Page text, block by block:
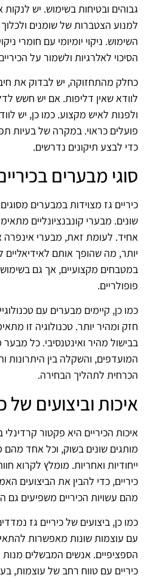
גבוהים ובטיחות בשימוש. יש לנקות
למנוע הצטברות של שומנים
השימוש. ניקוי יומיומי עם חומרי
הסיכוי לאלרגיות ולשמור על
כחלק מהתחזוקה, יש לבדוק את
לוודא שאין דליפות. אם יש חשש
ולפנות לאיש מקצוע. כמו כן, יש
פועלים כראוי. במקרה של בעיות
כדי לבצע תיקונים נדרשים.
סוגי מבערים
כיריים גז מצוידות במבערים
שונים. מבערי קונבנציונליים
אחיד. לעומת זאת, מבערי אינפרה
יותר, מה שהופך אותם
במטבחים מקצועיים, אך גם בשימוש
פופולריים.
כמו כן, קיימים מבערים עם
חזק ומהיר יותר. טכנולוגיה זו
בבישול מהיר ואינטנסיבי. כל
המועדפים, והשקלה בין היתרונות
הכרחית לתהליך הבחירה.
איכות וביצועים של
איכות הכיריים היא פקטור
מותגים שונים בשוק, וכל אחד מהם
ייחודיות ואחריות. מומלץ לקרוא
כיריים, כדי להבין את הביצועים
מהם עשויות הכיריים משפיעים
כמו כן, ביצועים של כיריים גז
עם עוצמות שונות מאפשרות
הספציפיים. אנשים המבשלים מנות
כיריים עם טווח רחב של עוצמות,